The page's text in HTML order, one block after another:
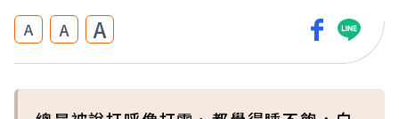
A A A